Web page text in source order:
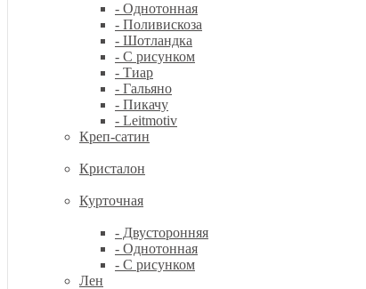
- Однотонная
- Поливискоза
- Шотландка
- С рисунком
- Тиар
- Гальяно
- Пикачу
- Leitmotiv
Креп-сатин
Кристалон
Курточная
- Двусторонняя
- Однотонная
- С рисунком
Лен